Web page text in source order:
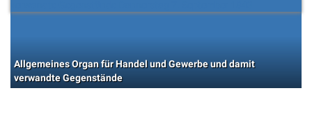
Allgemeines Organ für Handel und Gewerbe und damit
verwandte Gegenstände